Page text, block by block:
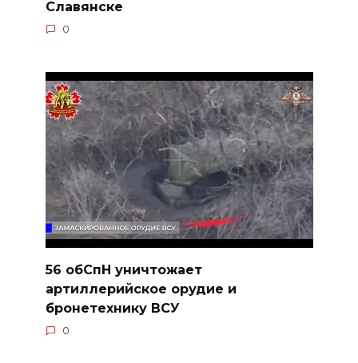
Славянске
0
56 обСпН уничтожает
артиллерийское орудие и
бронетехнику ВСУ
0